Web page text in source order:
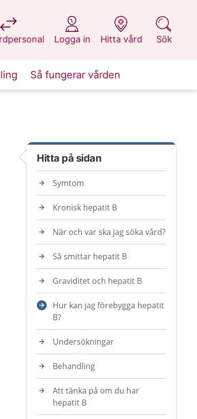
Logga in
på 1177.se
Hitta vård
på 1177.se
Sök
på 1177.se
Så fungerar vården
Hitta på sidan
Symtom
Kronisk hepatit B
När och var ska jag söka vård?
Så smittar hepatit B
Graviditet och hepatit B
Hur kan jag förebygga hepatit
B?
Undersökningar
Behandling
Att tänka på om du har
hepatit B